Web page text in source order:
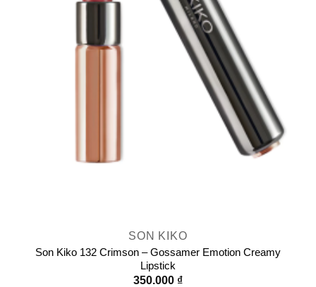
SON KIKO
Son Kiko 132 Crimson – Gossamer Emotion Creamy
Lipstick
350.000 ₫